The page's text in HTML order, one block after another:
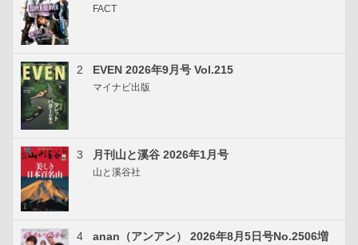
FACT
2 EVEN 2026年9月号 Vol.215
マイナビ出版
3 月刊山と溪谷 2026年1月号
山と溪谷社
4
anan（アンアン） 2026年8月5日号No.2506増